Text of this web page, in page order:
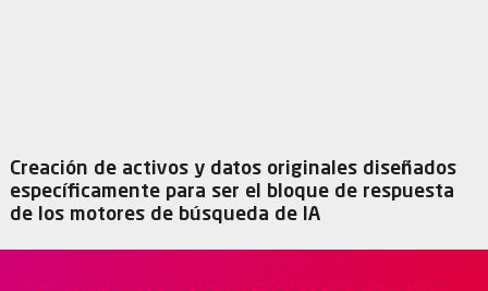
Creación de activos y datos originales diseñados
específicamente para ser el bloque de respuesta
de los motores de búsqueda de IA